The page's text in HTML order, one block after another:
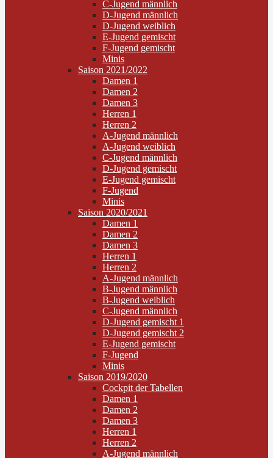
C-Jugend männlich
D-Jugend männlich
D-Jugend weiblich
E-Jugend gemischt
F-Jugend gemischt
Minis
Saison 2021/2022
Damen 1
Damen 2
Damen 3
Herren 1
Herren 2
A-Jugend männlich
A-Jugend weiblich
C-Jugend männlich
D-Jugend gemischt
E-Jugend gemischt
F-Jugend
Minis
Saison 2020/2021
Damen 1
Damen 2
Damen 3
Herren 1
Herren 2
A-Jugend männlich
B-Jugend männlich
B-Jugend weiblich
C-Jugend männlich
D-Jugend gemischt 1
D-Jugend gemischt 2
E-Jugend gemischt
F-Jugend
Minis
Saison 2019/2020
Cockpit der Tabellen
Damen 1
Damen 2
Damen 3
Herren 1
Herren 2
A-Jugend männlich